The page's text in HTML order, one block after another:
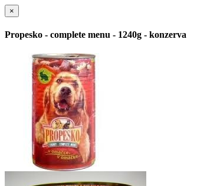
×
Propesko - complete menu - 1240g - konzerva